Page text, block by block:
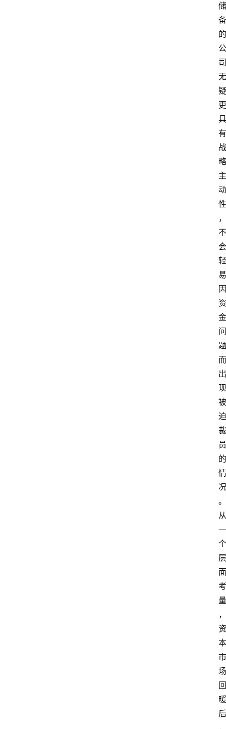
储
备
的
公
司
无
疑
更
具
有
战
略
主
动
性
，
不
会
轻
易
因
资
金
问
题
而
出
现
被
迫
裁
员
的
情
况
。
从
一
个
层
面
考
量
，
资
本
市
场
回
暖
后